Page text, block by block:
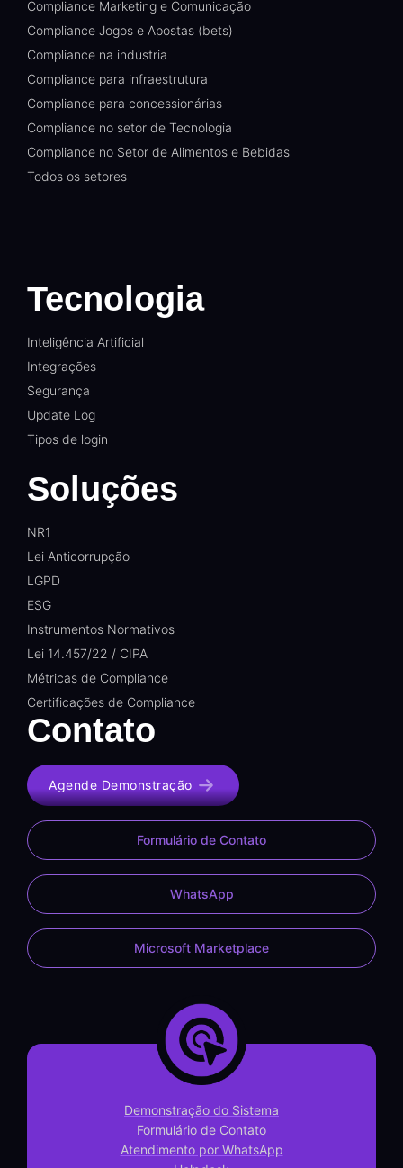
Compliance Marketing e Comunicação
Compliance Jogos e Apostas (bets)
Compliance na indústria
Compliance para infraestrutura
Compliance para concessionárias
Compliance no setor de Tecnologia
Compliance no Setor de Alimentos e Bebidas
Todos os setores
Tecnologia
Inteligência Artificial
Integrações
Segurança
Update Log
Tipos de login
Soluções
NR1
Lei Anticorrupção
LGPD
ESG
Instrumentos Normativos
Lei 14.457/22 / CIPA
Métricas de Compliance
Certificações de Compliance
Contato
Agende Demonstração
Formulário de Contato
WhatsApp
Microsoft Marketplace
Demonstração do Sistema
Formulário de Contato
Atendimento por WhatsApp